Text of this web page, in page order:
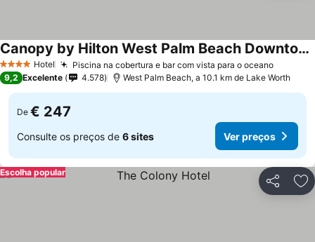
4 EstrelasHotel Piscina na cobertura e bar com vista para o oceanoVer
Canopy by Hilton West Palm Beach Downtown
Ver preços
9,2 Excelente 4.578 West Palm Beach, a 10.1 km de Lake Worth
De € 247
Consulte os preços de 6 sites Ver preços
Partilhar
Escolha popular